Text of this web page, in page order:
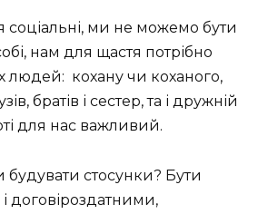
соціальні, ми не можемо бути
нам для щастя потрібно
людей: кохану чи коханого,
братів і сестер, та і дружній
для нас важливий.
стосунки? Бути
договіроздатними,